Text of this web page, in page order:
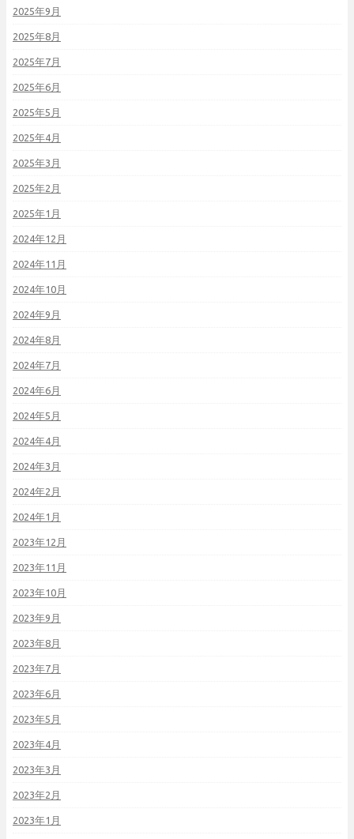
2025年9月
2025年8月
2025年7月
2025年6月
2025年5月
2025年4月
2025年3月
2025年2月
2025年1月
2024年12月
2024年11月
2024年10月
2024年9月
2024年8月
2024年7月
2024年6月
2024年5月
2024年4月
2024年3月
2024年2月
2024年1月
2023年12月
2023年11月
2023年10月
2023年9月
2023年8月
2023年7月
2023年6月
2023年5月
2023年4月
2023年3月
2023年2月
2023年1月